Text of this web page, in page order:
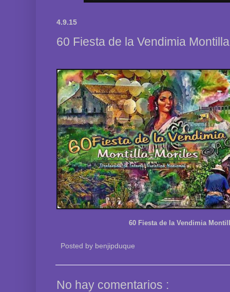
4.9.15
60 Fiesta de la Vendimia
60 Fiesta de la Vendimia
Posted by benjipduque
No hay comentarios :